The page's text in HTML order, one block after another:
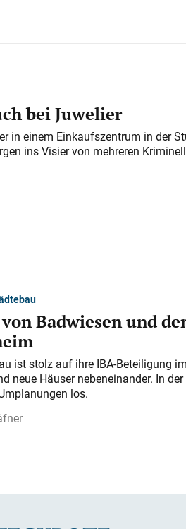
bei Juwelier
in einem Einkaufszentrum in der
ins Visier von mehreren
Badwiesen und
ist stolz auf ihre IBA-Beteiligung
neue Häuser nebeneinander. In
los.